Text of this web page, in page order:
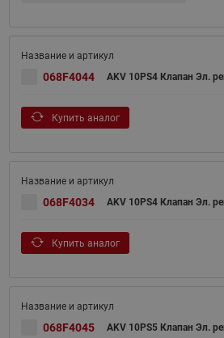
068F4044 AKV 10PS4 Клапан Эл.
Купить аналог
068F4034 AKV 10PS4 Клапан Эл.
Купить аналог
068F4045 AKV 10PS5 Клапан Эл.